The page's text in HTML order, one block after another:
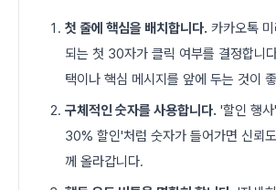
첫 줄에 핵심을 배치합니다. 카카오톡
되는 첫 30자가 클릭 여부를 결정합니
택이나 핵심 메시지를 앞에 두는 것이
구체적인 숫자를 사용합니다. '할인 행
30% 할인'처럼 숫자가 들어가면 신뢰
께 올라갑니다.